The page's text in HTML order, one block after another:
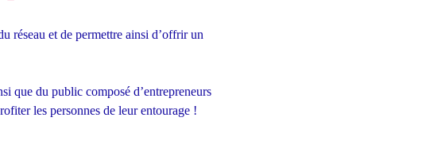
réseau et de permettre ainsi d’offrir un
que du public composé d’entrepreneurs
les personnes de leur entourage !